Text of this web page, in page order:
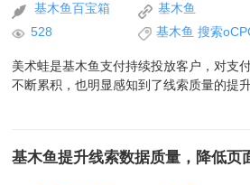
基木鱼百宝箱
基木鱼
528
基木鱼 搜索
美术蛙是基木鱼支付持续投放客户，对支
不断累积，也明显感知到了线索质量的提